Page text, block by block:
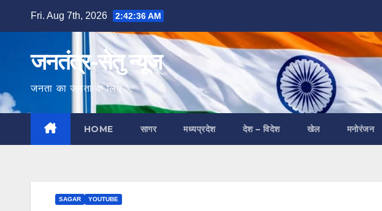
Fri. Aug 7th, 2026 2:42:37 AM
जनतंत्र-सेतु न्यूज
जनता का जनता के लिए
HOME सागर मध्यप्रदेश देश – विदेश खेल मनोरंजन
SAGAR YOUTUBE